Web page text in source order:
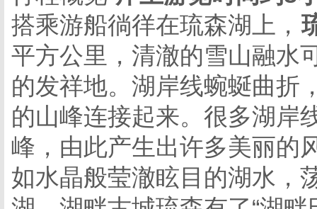
搭乘游船徜徉在琉森湖上，
平方公里，清澈的雪山融水
的发祥地。湖岸线蜿蜒曲折
的山峰连接起来。很多湖岸
峰，由此产生出许多美丽的
如水晶般莹澈眩目的湖水，